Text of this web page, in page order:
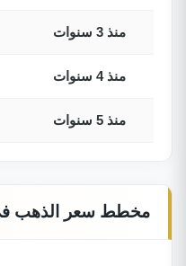
منذ 3 سنوات
منذ 4 سنوات
منذ 5 سنوات
مخطط سعر الذهب في